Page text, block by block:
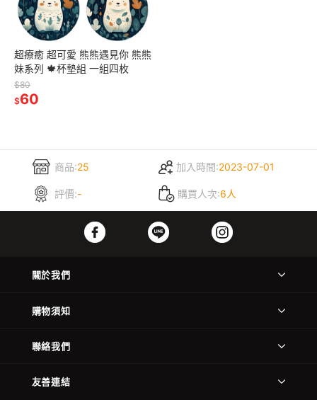
超療癒 超可愛 熊熊遇見你 熊熊
妹系列 🍁杯墊組 一組四枚
$80
$60
商品:25 加入時間:2023-07-01
評價:- 購買人次:6人
關於我們
購物須知
聯絡我們
友善連結